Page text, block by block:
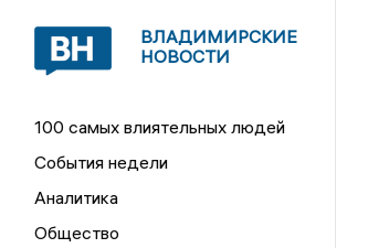
ВЛАДИМИРСКИЕ
НОВОСТИ
100 самых влиятельных людей
События недели
Аналитика
Общество